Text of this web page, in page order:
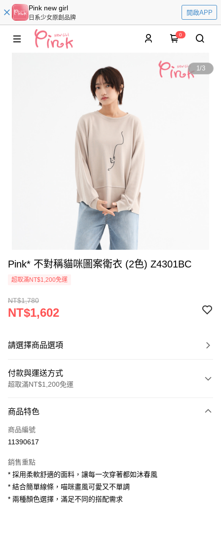
Pink new girl
日系少女原創品牌
開啟APP
0
1/3
Pink* 不對稱貓咪圖案衛衣 (2色) Z4301BC
超取滿NT$1,200免運
NT$1,780
NT$1,602
請選擇商品選項
付款與運送方式
超取滿NT$1,200免運
信用卡一次付款
超商取貨付款
Apple Pay
街口支付
商品特色
商品編號
11390617
銷售重點
* 採用柔軟舒適的面料，讓每一次穿著都如沐春風
* 結合簡單線條，喵咪畫風可愛又不單調
* 兩種顏色選擇，滿足不同的搭配需求